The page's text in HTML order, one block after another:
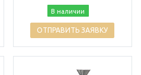
В наличии
ОТПРАВИТЬ ЗАЯВКУ